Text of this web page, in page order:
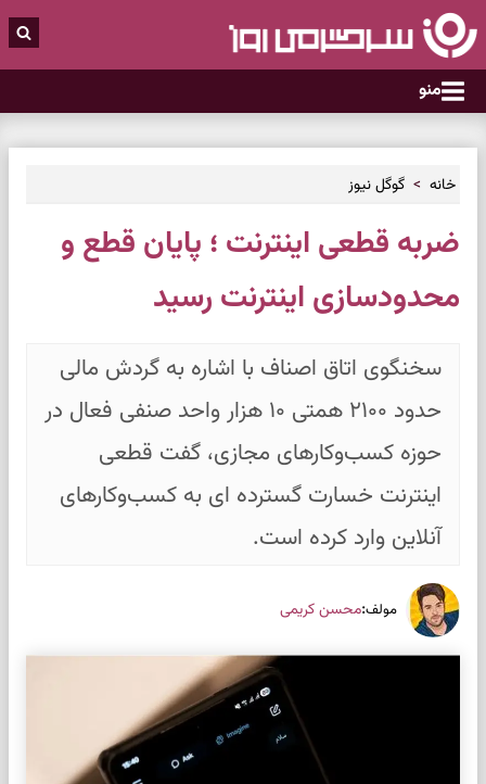
منو
خانه گوگل نیوز
ضربه قطعی اینترنت ؛ پایان قطع و
محدودسازی اینترنت رسید
سخنگوی اتاق اصناف با اشاره به گردش مالی
حدود ۲۱۰۰ همتی ۱۰ هزار واحد صنفی فعال در
حوزه کسب‌وکارهای مجازی، گفت قطعی
اینترنت خسارت گسترده ای به کسب‌وکارهای
آنلاین وارد کرده است.
مولف:محسن کریمی